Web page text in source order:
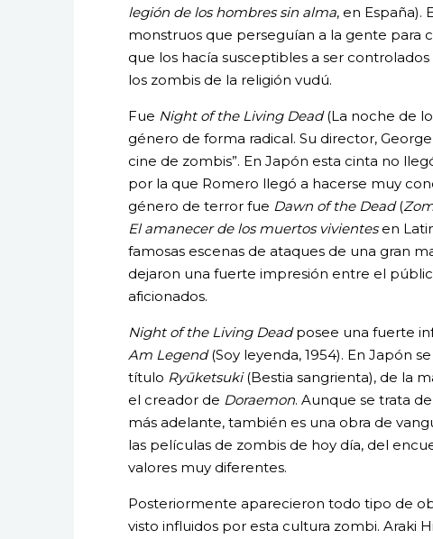
legión de los hombres sin alma, en España).
monstruos que perseguían a la gente para
que los hacía susceptibles a ser
los zombis de la religión vudú.
Fue Night of the Living Dead(La noche de
género de forma radical. Su director,
cine de zombis”. En Japón esta cinta no
por la que Romero llegó a hacerse muy
género de terror fue Dawn of the Dead(
El amanecer de los muertos vivientesen
famosas escenas de ataques de una gran
dejaron una fuerte impresión entre el
aficionados.
Night of the Living Deadposee una fuerte
Am Legend(Soy leyenda, 1954). En Japón
título Ryūketsuki(Bestia sangrienta), de la
el creador de Doraemon. Aunque se trata
más adelante, también es una obra de
las películas de zombis de hoy día, del
valores muy diferentes.
Posteriormente aparecieron todo tipo de
visto influidos por esta cultura zombi. Araki